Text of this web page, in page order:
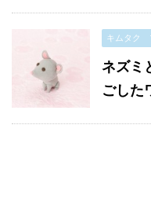
キムタク
ネズミ
ごした